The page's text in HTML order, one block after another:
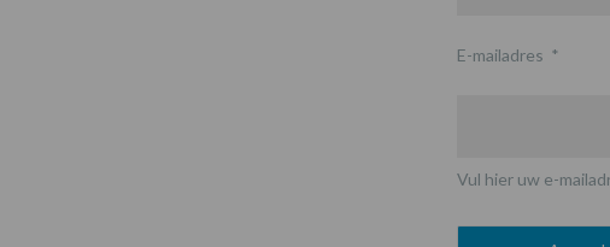
E-mailadres *
Vul hier uw e-